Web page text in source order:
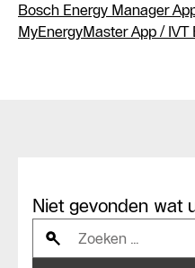
Bosch Energy Manager
MyEnergyMaster App / IVT
Niet gevonden wat